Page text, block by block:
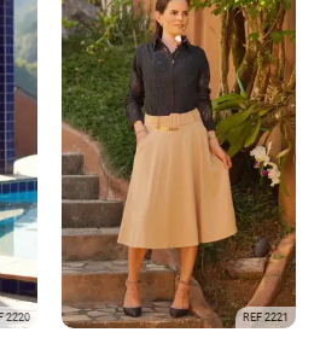
2220 REF 2221